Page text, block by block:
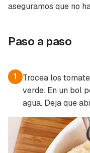
Guardar
Para poder
aseguramos que no
Paso a paso
1
Trocea los
verde. En un bol
agua. Deja que
Gracias por